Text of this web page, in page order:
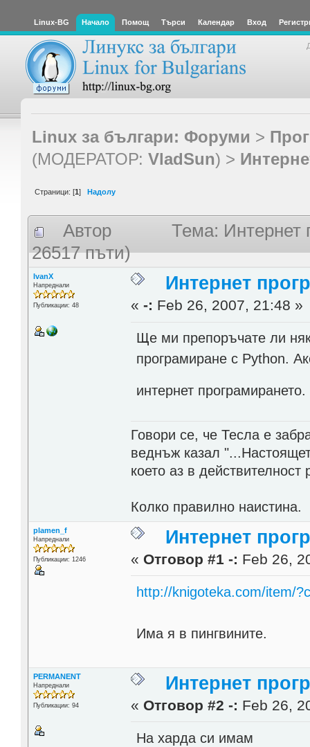
Linux-BG Начало Помощ Търси Календар Вход
Linux за българи: Форуми >
(МОДЕРАТОР: VladSun) >
Страници: [1] Надолу
Автор
Тема: Интернет
26517 пъти)
IvanX
Напреднали
Публикации: 48
Интернет
«-: Feb 26, 2007, 21:48 »
Ще ми препоръчате ли
програмиране с Python.
интернет
Говори се, че Тесла е
веднъж казал
което аз в
Колко правилно наистина.
plamen_f
Напреднали
Публикации: 1246
Интернет
« Отговор #1 -: Feb 26,
http://knigoteka.com/item/
Има я в пингвините.
PERMANENT
Напреднали
Публикации: 94
Интернет
« Отговор #2 -: Feb 26,
На харда си имам